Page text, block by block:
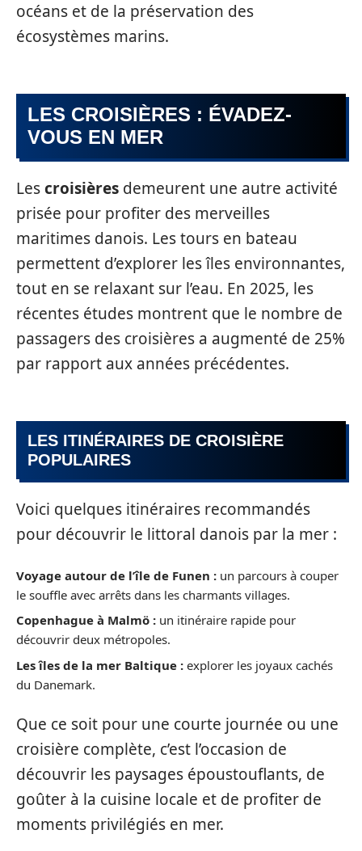
océans et de la préservation des
écosystèmes marins.
LES CROISIÈRES : ÉVADEZ-
VOUS EN MER
Lescroisières demeurent une autre activité
prisée pour profiter des merveilles
maritimes danois. Les tours en bateau
permettent d’explorer les îles environnantes,
tout en se relaxant sur l’eau. En 2025, les
récentes études montrent que le nombre de
passagers des croisières a augmenté de 25%
par rapport aux années précédentes.
LES ITINÉRAIRES DE CROISIÈRE
POPULAIRES
Voici quelques itinéraires recommandés
pour découvrir le littoral danois par la mer :
Voyage autour de l’île de Funen : un parcours à couper
le souffle avec arrêts dans les charmants villages.
Copenhague à Malmö : un itinéraire rapide pour
découvrir deux métropoles.
Les îles de la mer Baltique : explorer les joyaux cachés
du Danemark.
Que ce soit pour une courte journée ou une
croisière complète, c’est l’occasion de
découvrir les paysages époustouflants, de
goûter à la cuisine locale et de profiter de
moments privilégiés en mer.